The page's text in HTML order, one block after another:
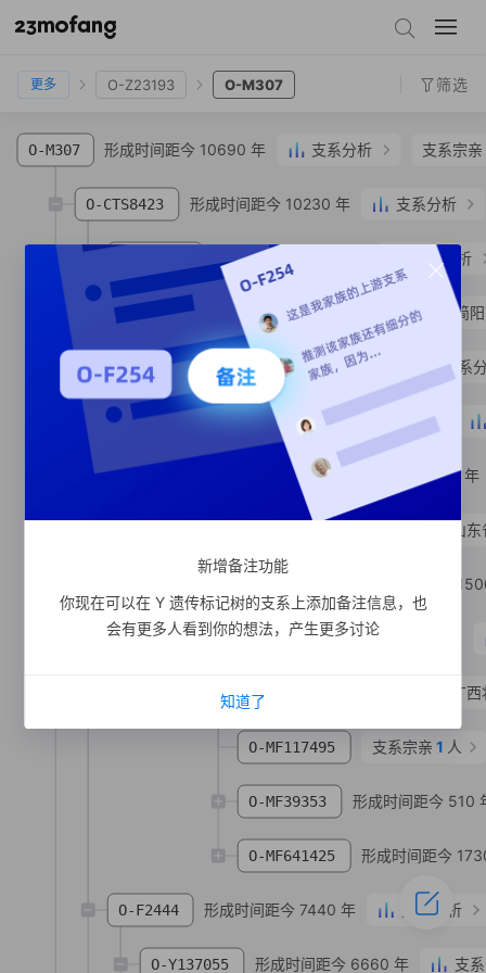
O-F175
更多 O-Z23193 O-M307 筛选
O-M307 形成时间距今 10690 年 支系分析 支系宗亲
O-CTS8423 形成时间距今 10230 年 支系分析
形成时间距今 9470 年 支系分析
O-F2444 形成时间距今 7440 年 支系分析
O-MF592403 苏**汉族 四川省 成都市 简
O-MF6132 形成时间距今 2280 年 支系
O-Y137055 形成时间距今 6660 年 支
O-MF634849 形成时间距今 2260 年
O-MF465161 形成时间距今 2130 年
O-MF6151 形成时间距今 1830 年
山
形成时间距今
广
O-MF117495 支系宗亲 1 人
O-MF39353 形成时间距今 510
O-MF641425 形成时间距今
新增备注功能
你现在可以在 Y 遗传标记树的支系上添加备注信息，也
会有更多人看到你的想法，产生更多讨论
知道了